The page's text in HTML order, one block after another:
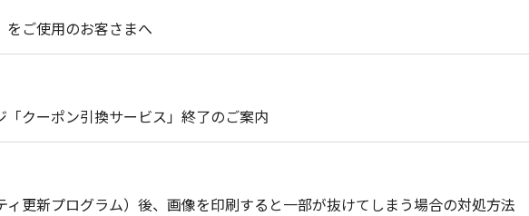
をご使用のお客さまへ
クーポン引換サービス」終了のご案内
更新プログラム）後、画像を印刷すると一部が抜けてしまう場合の対処方法